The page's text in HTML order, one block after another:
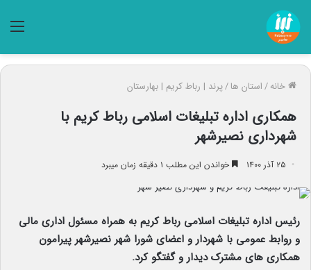
خانه/استان ها/پرند | رباط کریم | بهارستان
همکاری اداره تبلیغات اسلامی رباط کریم با
شهرداری نصیرشهر
۲۵ آذر ۱۴۰۰ خواندن این مطلب ۱ دقیقه زمان میبرد
رئیس اداره تبلیغات اسلامی رباط کریم به همراه مسئول اداری مالی
و روابط عمومی با شهردار و اعضای شورا شهر نصیرشهر پیرامون
همکاری های مشترک دیدار و گفتگو کرد.